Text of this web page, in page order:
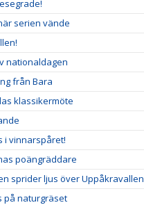
serien vände
nationaldagen
från Bara
klassikermöte
i vinnarspåret!
poängräddare
sprider ljus över Uppåkravallen
på naturgräset